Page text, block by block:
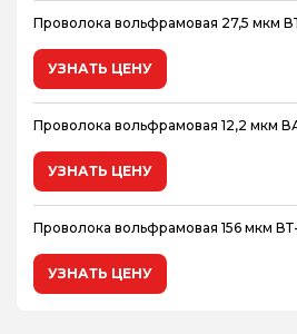
Проволока вольфрамовая 27,5 мкм
УЗНАТЬ ЦЕНУ
Проволока вольфрамовая 12,2 мкм
УЗНАТЬ ЦЕНУ
Проволока вольфрамовая 156 мкм ВТ-
УЗНАТЬ ЦЕНУ